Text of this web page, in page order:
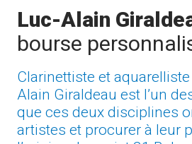
Luc-Alain
bourse
Clarinettiste et
Alain Giraldeau est l’un
que ces deux disciplines
artistes et procurer à leur